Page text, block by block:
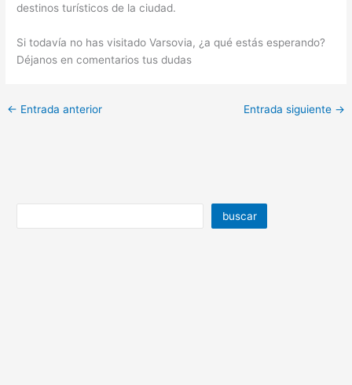
destinos turísticos de la ciudad.
Si todavía no has visitado Varsovia, ¿a qué estás esperando?
Déjanos en comentarios tus dudas
← Entrada anterior Entrada siguiente →
buscar